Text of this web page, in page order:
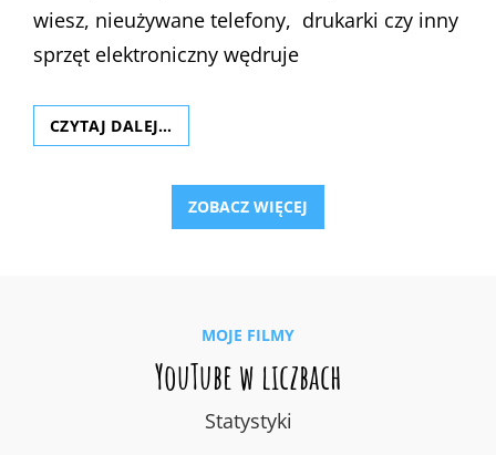
wiesz, nieużywane telefony, drukarki czy inny
sprzęt elektroniczny wędruje
CZYTAJ DALEJ…TRAWIENIE
W
PRZEWODU
ZOBACZ WIĘCEJ
MOJE FILMY
YouTube w liczbach
Statystyki